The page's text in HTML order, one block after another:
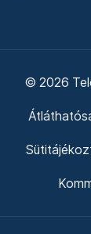
© 2026